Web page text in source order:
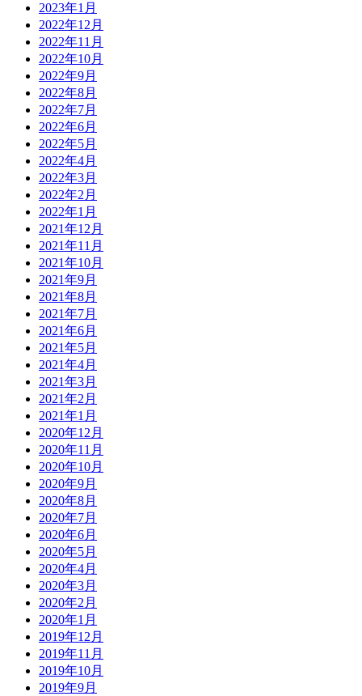
2023年1月
2022年12月
2022年11月
2022年10月
2022年9月
2022年8月
2022年7月
2022年6月
2022年5月
2022年4月
2022年3月
2022年2月
2022年1月
2021年12月
2021年11月
2021年10月
2021年9月
2021年8月
2021年7月
2021年6月
2021年5月
2021年4月
2021年3月
2021年2月
2021年1月
2020年12月
2020年11月
2020年10月
2020年9月
2020年8月
2020年7月
2020年6月
2020年5月
2020年4月
2020年3月
2020年2月
2020年1月
2019年12月
2019年11月
2019年10月
2019年9月